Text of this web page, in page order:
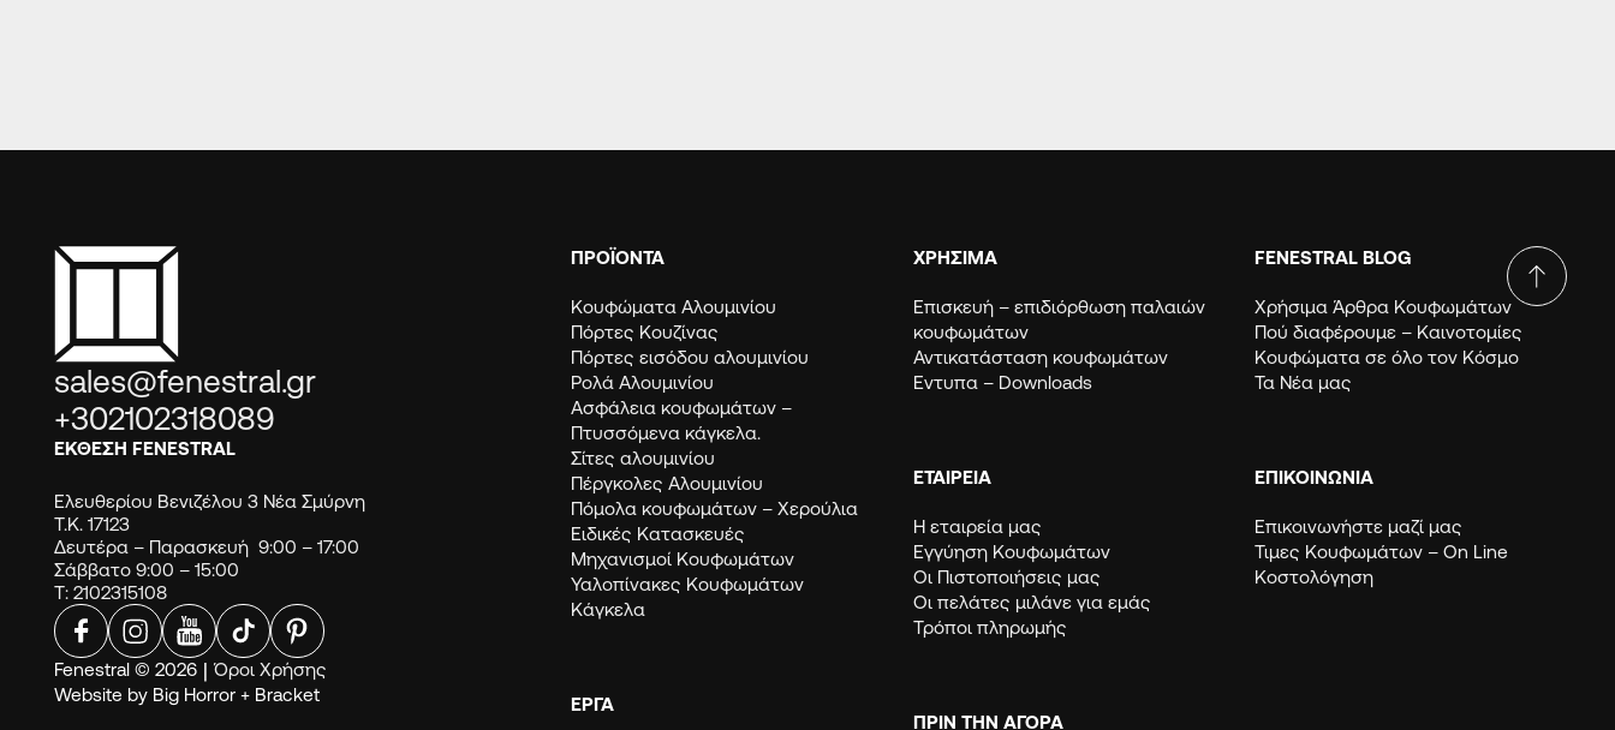
sales@fenestral.gr
+302102318089
ΕΚΘΕΣΗ FENESTRAL
Ελευθερίου Βενιζέλου 3 Νέα Σμύρνη
Τ.Κ. 17123
Δευτέρα – Παρασκευή 9:00 – 17:00
Σάββατο 9:00 – 15:00
Τ: 2102315108
Fenestral © 2026 | Όροι Χρήσης
Website by Big Horror + Bracket
ΠΡΟΪΟΝΤΑ
Κουφώματα Αλουμινίου
Πόρτες Κουζίνας
Πόρτες εισόδου αλουμινίου
Ρολά Αλουμινίου
Ασφάλεια κουφωμάτων –
Πτυσσόμενα κάγκελα.
Σίτες αλουμινίου
Πέργκολες Αλουμινίου
Πόμολα κουφωμάτων – Χερούλια
Ειδικές Κατασκευές
Μηχανισμοί Κουφωμάτων
Υαλοπίνακες Κουφωμάτων
Κάγκελα
ΈΡΓΑ
ΧΡΗΣΙΜΑ
Eπισκευή – επιδιόρθωση παλαιών
κουφωμάτων
Αντικατάσταση κουφωμάτων
Εντυπα – Downloads
ΕΤΑΙΡΕΙΑ
Η εταιρεία μας
Εγγύηση Κουφωμάτων
Οι Πιστοποιήσεις μας
Οι πελάτες μιλάνε για εμάς
Τρόποι πληρωμής
ΠΡΙΝ ΤΗΝ ΑΓΟΡΑ
FENESTRAL BLOG
Χρήσιμα Άρθρα Κουφωμάτων
Πού διαφέρουμε – Καινοτομίες
Κουφώματα σε όλο τον Κόσμο
Τα Νέα μας
ΕΠΙΚΟΙΝΩΝΙΑ
Επικοινωνήστε μαζί μας
Τιμες Κουφωμάτων – Οn Line
Κοστολόγηση